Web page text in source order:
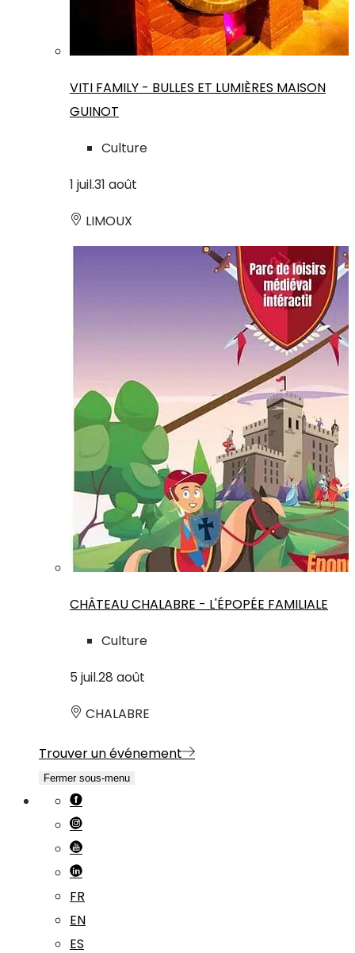
VITI FAMILY - BULLES ET LUMIÈRES MAISON
GUINOT
Culture
1 juil.31 août
LIMOUX
CHÂTEAU CHALABRE - L'ÉPOPÉE FAMILIALE
Culture
5 juil.28 août
CHALABRE
Trouver un événement
Fermer sous-menu
FR
EN
ES